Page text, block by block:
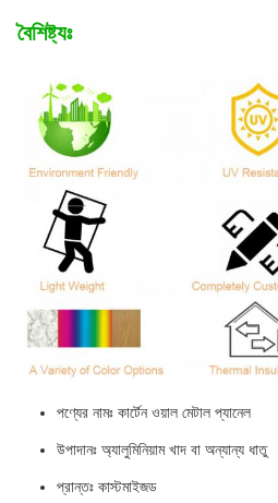
বৈশিষ্ট্যঃ
পণ্যের নামঃ কার্টেন ওয়াল মেটাল প্যানেল
উপাদানঃ অ্যালুমিনিয়াম খাদ বা অন্যান্য ধাতু
প্রান্তঃ কাস্টমাইজড